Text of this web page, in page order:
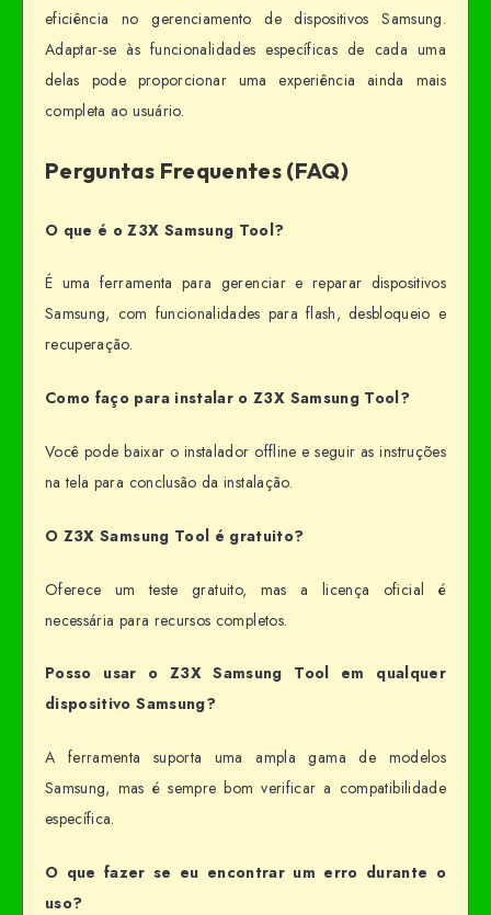
eficiência no gerenciamento de dispositivos Samsung.
Adaptar-se às funcionalidades específicas de cada uma
delas pode proporcionar uma experiência ainda mais
completa ao usuário.
Perguntas Frequentes (FAQ)
O que é o Z3X Samsung Tool?
É uma ferramenta para gerenciar e reparar dispositivos
Samsung, com funcionalidades para flash, desbloqueio e
recuperação.
Como faço para instalar o Z3X Samsung Tool?
Você pode baixar o instalador offline e seguir as instruções
na tela para conclusão da instalação.
O Z3X Samsung Tool é gratuito?
Oferece um teste gratuito, mas a licença oficial é
necessária para recursos completos.
Posso usar o Z3X Samsung Tool em qualquer
dispositivo Samsung?
A ferramenta suporta uma ampla gama de modelos
Samsung, mas é sempre bom verificar a compatibilidade
específica.
O que fazer se eu encontrar um erro durante o
uso?